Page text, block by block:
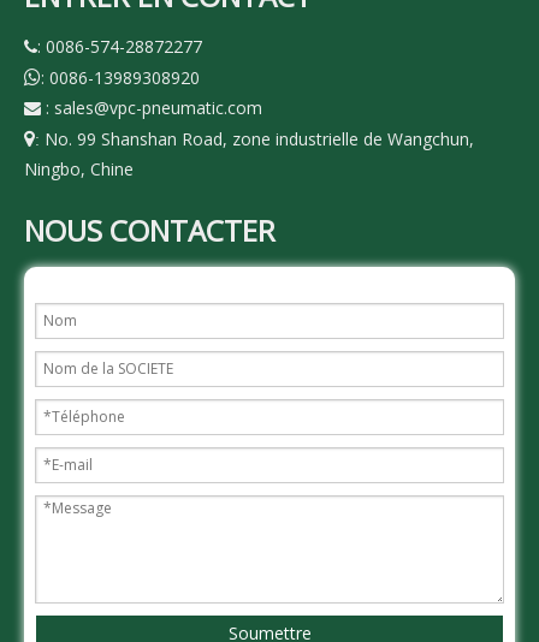
: 0086-574-28872277
: 0086-13989308920
 : sales@vpc-pneumatic.com
: No. 99 Shanshan Road, zone industrielle de Wangchun,
Ningbo, Chine
NOUS CONTACTER
Soumettre